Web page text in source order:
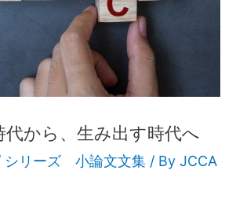
代から、生み出す時代へ
シリーズ 小論文文集 / By JCCA